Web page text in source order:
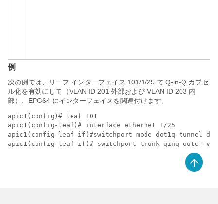
例
次の例では、リーフ インターフェイス 101/1/25 で Q-in-Q カプセ
ル化を有効にして（VLAN ID 201 外部および VLAN ID 203 内
部）、EPG64 にインターフェイスを関連付けます。
apic1(config)# leaf 101
apic1(config-leaf)# interface ethernet 1/25
apic1(config-leaf-if)#switchport mode dot1q-tunnel
apic1(config-leaf-if)# switchport trunk qinq outer-vlan